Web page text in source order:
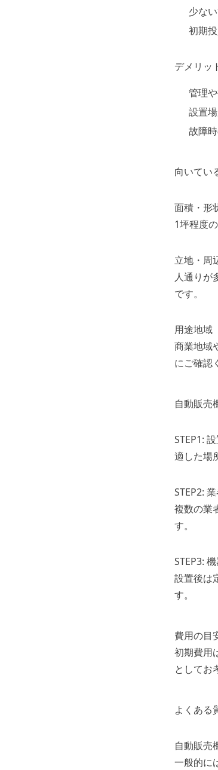
少な
初期
デメリッ
管理
設置
故障
向いてい
面積・形
1坪程度
立地・周
人通りが
です。
用途地域
商業地域
にご確認
自動販売
STEP1:
適した場
STEP2:
複数の業
す。
STEP3:
設置後は
す。
費用の目
初期費用
としてお
よくある
自動販売
一般的に